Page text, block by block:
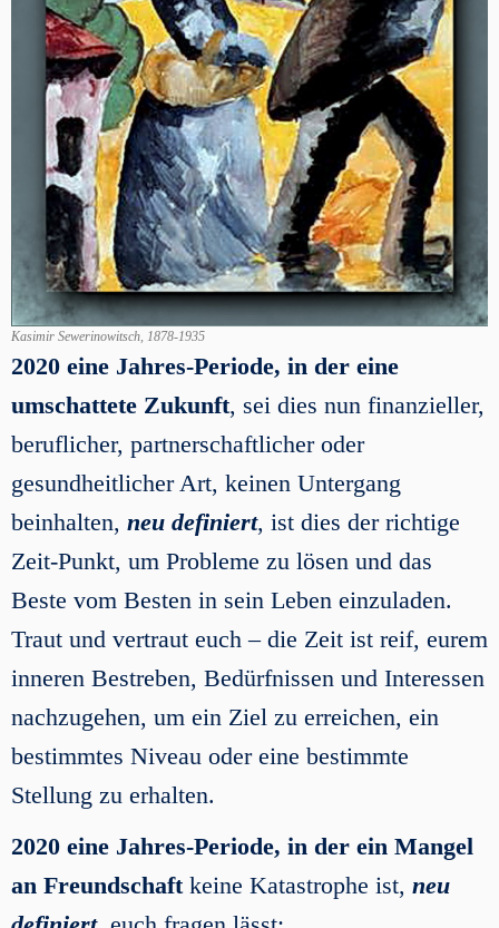
Kasimir Sewerinowitsch, 1878-1935
2020 eine Jahres-Periode, in der eine
umschattete Zukunft, sei dies nun finanzieller,
beruflicher, partnerschaftlicher oder
gesundheitlicher Art, keinen Untergang
beinhalten, neu definiert, ist dies der richtige
Zeit-Punkt, um Probleme zu lösen und das
Beste vom Besten in sein Leben einzuladen.
Traut und vertraut euch – die Zeit ist reif, eurem
inneren Bestreben, Bedürfnissen und Interessen
nachzugehen, um ein Ziel zu erreichen, ein
bestimmtes Niveau oder eine bestimmte
Stellung zu erhalten.
2020 eine Jahres-Periode, in der ein Mangel
an Freundschaftkeine Katastrophe ist, neu